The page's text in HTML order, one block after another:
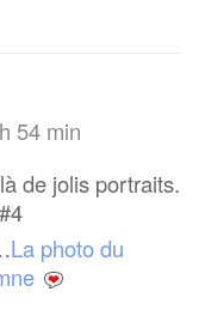
54 min
de jolis portraits.
La photo du